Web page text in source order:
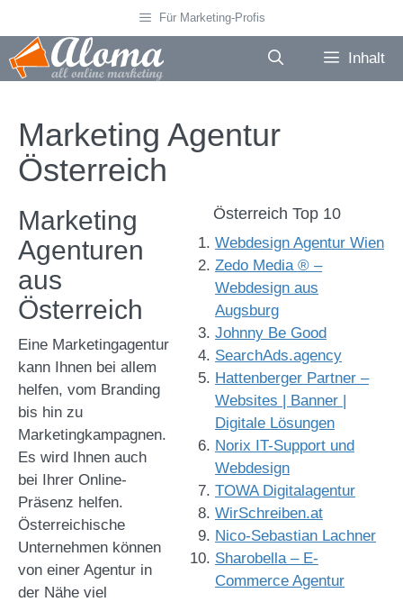
Inhalt
springen
Für Marketing-Profis
Inhalt
Marketing Agentur
Österreich
Österreich Top 10
Webdesign Agentur Wien
Zedo Media ® –
Webdesign aus
Augsburg
Johnny Be Good
SearchAds.agency
Hattenberger Partner –
Websites | Banner |
Digitale Lösungen
Norix IT-Support und
Webdesign
TOWA Digitalagentur
WirSchreiben.at
Nico-Sebastian Lachner
Sharobella – E-
Commerce Agentur
Marketing
Agenturen
aus
Österreich
Eine Marketingagentur
kann Ihnen bei allem
helfen, vom Branding
bis hin zu
Marketingkampagnen.
Es wird Ihnen auch
bei Ihrer Online-
Präsenz helfen.
Österreichische
Unternehmen können
von einer Agentur in
der Nähe viel